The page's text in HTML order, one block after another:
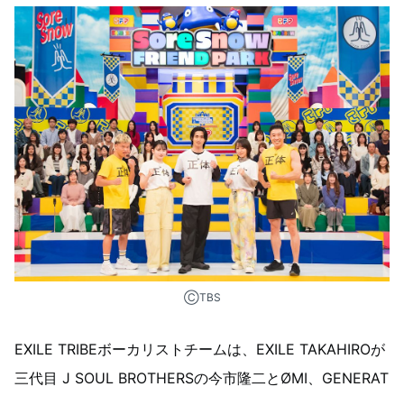
ⒸTBS
EXILE TRIBEボーカリストチームは、EXILE TAKAHIROが
三代目 J SOUL BROTHERSの今市隆二とØMI、GENERAT